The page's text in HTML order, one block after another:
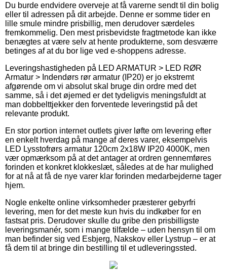
Du burde endvidere overveje at få varerne sendt til din bolig
eller til adressen på dit arbejde. Denne er somme tider en
lille smule mindre prisbillig, men derudover særdeles
fremkommelig. Den mest prisbevidste fragtmetode kan ikke
benægtes at være selv at hente produkterne, som desværre
betinges af at du bor lige ved e-shoppens adresse.
Leveringshastigheden på LED ARMATUR > LED RØR
Armatur > Indendørs rør armatur (IP20) er jo ekstremt
afgørende om vi absolut skal bruge din ordre med det
samme, så i det øjemed er det tydeligvis meningsfuldt at
man dobbelttjekker den forventede leveringstid på det
relevante produkt.
En stor portion internet outlets giver løfte om levering efter
en enkelt hverdag på mange af deres varer, eksempelvis
LED Lysstofrørs armatur 120cm 2x18W IP20 4000K, men
vær opmærksom på at det antager at ordren gennemføres
forinden et konkret klokkeslæt, således at de har mulighed
for at nå at få de nye varer klar forinden medarbejderne tager
hjem.
Nogle enkelte online virksomheder præsterer gebyrfri
levering, men for det meste kun hvis du indkøber for en
fastsat pris. Derudover skulle du gribe den prisbilligste
leveringsmanér, som i mange tilfælde – uden hensyn til om
man befinder sig ved Esbjerg, Nakskov eller Lystrup – er at
få dem til at bringe din bestilling til et udleveringssted.